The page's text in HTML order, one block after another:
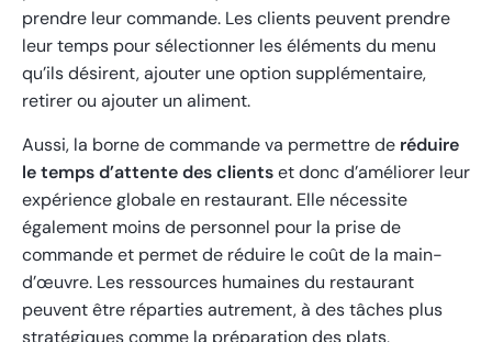
prendre leur commande. Les clients peuvent prendre
leur temps pour sélectionner les éléments du menu
qu’ils désirent, ajouter une option supplémentaire,
retirer ou ajouter un aliment.
Aussi, la borne de commande va permettre de réduire
le temps d’attente des clientset donc d’améliorer leur
expérience globale en restaurant. Elle nécessite
également moins de personnel pour la prise de
commande et permet de réduire le coût de la main-
d’œuvre. Les ressources humaines du restaurant
peuvent être réparties autrement, à des tâches plus
stratégiques comme la préparation des plats,